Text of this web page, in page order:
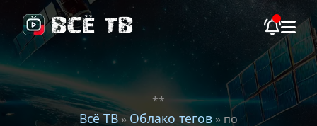
**
Всё ТВ» Облако тегов » по